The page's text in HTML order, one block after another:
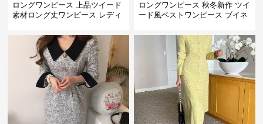
ロングワンピース 上品ツイード
素材ロング丈ワンピース レディ
ロングワンピース 秋冬新作 ツイ
ード風ベストワンピース ブイネ